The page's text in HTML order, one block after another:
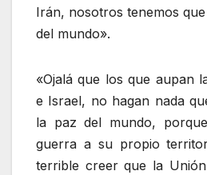
Irán, nosotros tenemos
del mundo».
«Ojalá que los que aupan
e Israel, no hagan nada
la paz del mundo,
guerra a su propio
terrible creer que la